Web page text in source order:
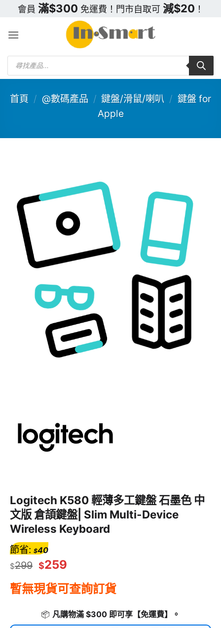
content
會員 滿$300 免運費！門市自取可 減$20 ！
Products
search
首頁 / @數碼產品 / 鍵盤/滑鼠/喇叭 / 鍵盤 for
Apple
Logitech K580 輕薄多工鍵盤 石墨色 中
文版 倉頡鍵盤| Slim Multi-Device
Wireless Keyboard
$299 $259
節省: $40
暫無現貨可查詢訂貨
📦 凡購物滿 $300 即可享 【免運費】 。